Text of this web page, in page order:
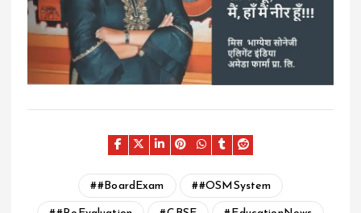
#BoardExam #OSMSystem